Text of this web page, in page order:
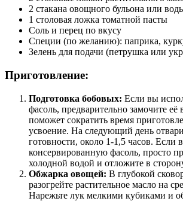
2 стакана овощного бульона или
1 столовая ложка томатной пасты
Соль и перец по вкусу
Специи (по желанию): паприка,
Зелень для подачи (петрушка или
Приготовление:
Подготовка бобовых: Если вы
фасоль, предварительно замочите её
поможет сократить время
усвоение. На следующий день
готовности, около 1-1,5 часов. Если
консервированную фасоль, просто
холодной водой и отложите в
Обжарка овощей: В глубокой
разогрейте растительное масло на
Нарежьте лук мелкими кубиками и